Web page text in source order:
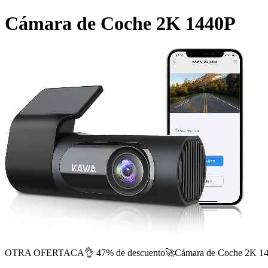
Cámara de Coche 2K 1440P
OTRA OFERTACA👌 47% de descuento🚀Cámara de Coche 2K